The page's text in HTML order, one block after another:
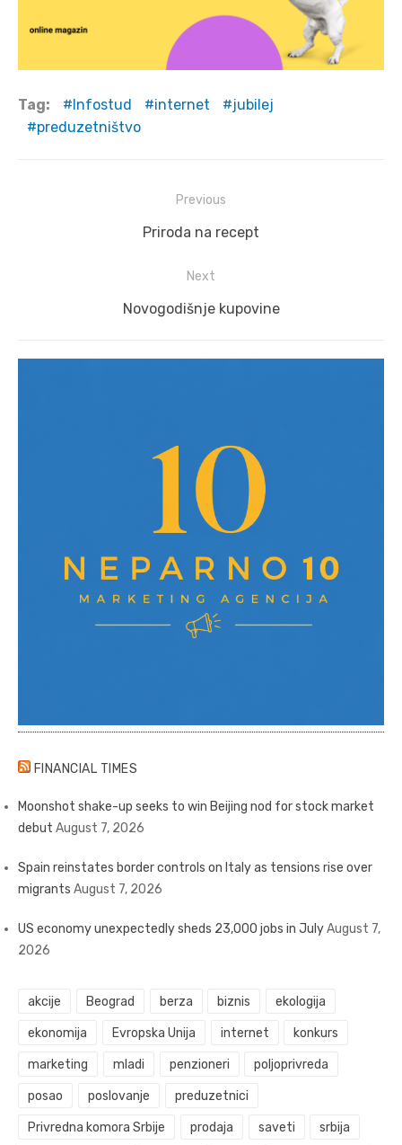
Tag: Infostud internet
jubilej
preduzetništvo
Previous
Previous
Priroda na recept
Next
Next
Novogodišnje kupovine
FINANCIAL TIMES
Moonshot shake-up seeks to win Beijing nod for stock market
debut August 7, 2026
Spain reinstates border controls on Italy as tensions rise over
migrants August 7, 2026
US economy unexpectedly sheds 23,000 jobs in JulyAugust 7,
2026
akcije Beograd berza biznis ekologija
ekonomija Evropska Unija internet konkurs
marketing mladi penzioneri poljoprivreda
posao poslovanje preduzetnici
Privredna komora Srbije prodaja saveti srbija